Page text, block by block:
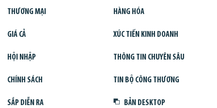
THƯƠNG MẠI HÀNG HÓA
GIÁ CẢ XÚC TIẾN KINH DOANH
HỘI NHẬP THÔNG TIN CHUYÊN SÂU
CHÍNH SÁCH TIN BỘ CÔNG THƯƠNG
SẮP DIỄN RA BẢN DESKTOP